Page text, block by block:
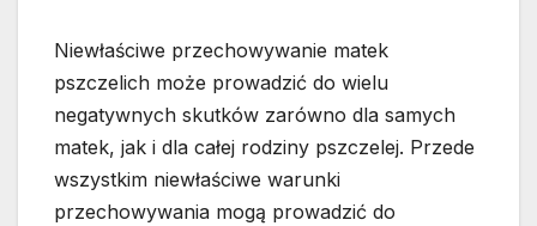
Niewłaściwe przechowywanie matek
pszczelich może prowadzić do wielu
negatywnych skutków zarówno dla samych
matek, jak i dla całej rodziny pszczelej. Przede
wszystkim niewłaściwe warunki
przechowywania mogą prowadzić do